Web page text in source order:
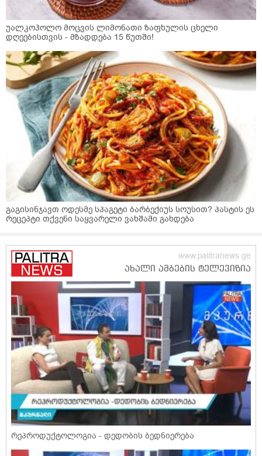
უალკოჰოლო მოცვის ლიმონათი ზაფხულის ცხელი
დღეებისთვის - მზადდება 15 წუთში!
გაგისინჯავთ ოდესმე სპაგეტი ბარბექიუს სოუსით? პასტის ეს
რეცეპტი თქვენი საყვარელი ვახშამი გახდება
რეპროდუქტოლოგია - დედობის ბედნიერება